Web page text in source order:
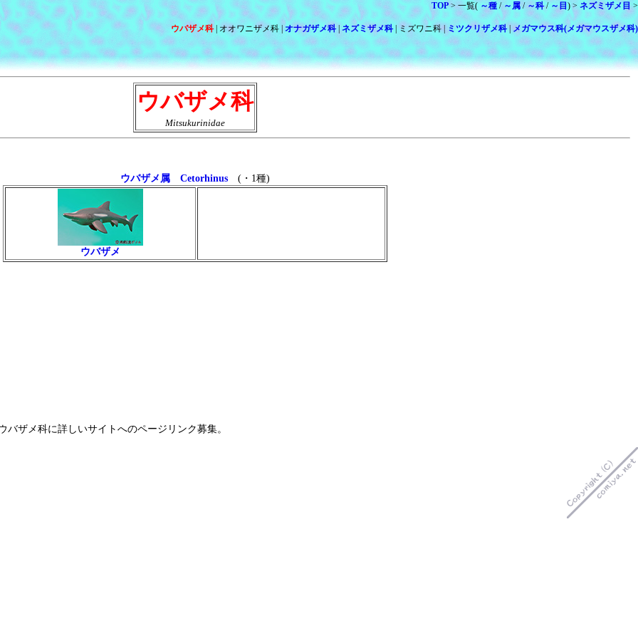
TOP > 一覧( ～種 / ～属/ ～科/ ～目 ) > ネズミザメ目>
ウバザメ科| オオワニザメ科 | オナガザメ科| ネズミザメ科| ミズワニ科 | ミツクリザメ科| メガマウス科(メガマウスザメ科)
ウバザメ科
Mitsukurinidae
ウバザメ属 Cetorhinus (・1種)
ウバザメ
バザメ科に詳しいサイトへのページリンク募集。